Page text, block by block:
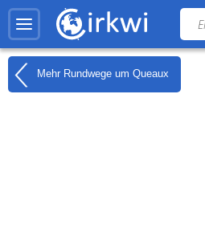
Mehr Rundwege um Queaux